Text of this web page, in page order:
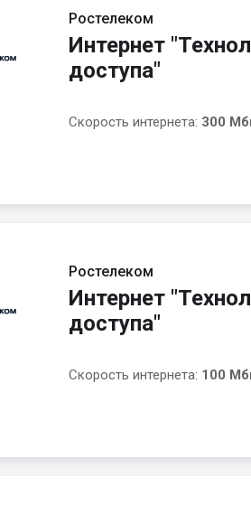
Ростелеком
Интернет
доступа"
Скорость интернета: 300
Ростелеком
Интернет
доступа"
Скорость интернета: 100